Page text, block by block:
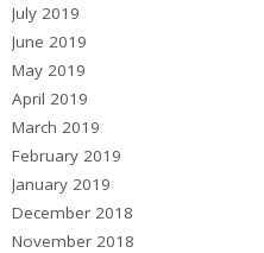
July 2019
June 2019
May 2019
April 2019
March 2019
February 2019
January 2019
December 2018
November 2018